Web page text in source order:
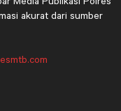
akurat dari sumber